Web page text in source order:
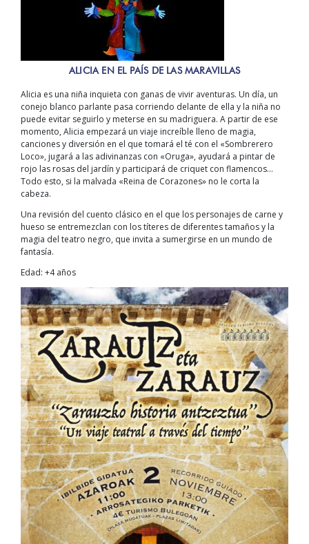
ALICIA EN EL PAÍS DE LAS MARAVILLAS
Alicia es una niña inquieta con ganas de vivir aventuras. Un día, un
conejo blanco parlante pasa corriendo delante de ella y la niña no
puede evitar seguirlo y meterse en su madriguera. A partir de ese
momento, Alicia empezará un viaje increíble lleno de magia,
canciones y diversión en el que tomará el té con el «Sombrerero
Loco», jugará a las adivinanzas con «Oruga», ayudará a pintar de
rojo las rosas del jardín y participará de criquet con flamencos…
Todo esto, si la malvada «Reina de Corazones» no le corta la
cabeza.
Una revisión del cuento clásico en el que los personajes de carne y
hueso se entremezclan con los títeres de diferentes tamaños y la
magia del teatro negro, que invita a sumergirse en un mundo de
fantasía.
Edad: +4 años